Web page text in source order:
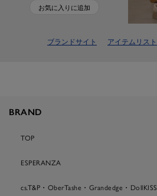
お気に入りに追加
ブランドサイト アイテムリスト
BRAND
TOP
ESPERANZA
cs.T&P・OberTashe・Grandedge・DollKISS